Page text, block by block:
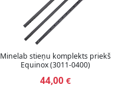
Minelab stieņu komplekts priekš
Equinox (3011-0400)
44,00€